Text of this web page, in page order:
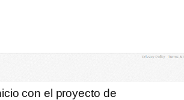
con el proyecto de